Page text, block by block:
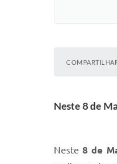
Neste 8 de
Neste8 de